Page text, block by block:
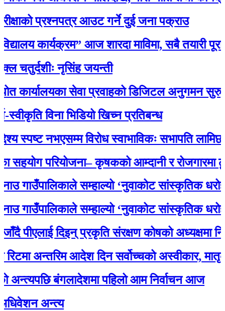
प्रश्नपत्र आउट गर्ने दुई जना पक्राउ
कार्यक्रम” आज शारदा माविमा, सबै तयारी पूरा
नृसिंह जयन्ती
सेवा प्रवाहको डिजिटल अनुगमन सुरु, मन्त्री
विना भिडियो खिच्न प्रतिबन्ध
नभएसम्म विरोध स्वाभाविकः सभापति लामिछाने
परियोजना– कृषकको आम्दानी र रोजगारमा ठूलो
सम्हाल्यो ‘नुवाकोट सांस्कृतिक धरोहर
सम्हाल्यो ‘नुवाकोट सांस्कृतिक धरोहर
दिइन् प्रकृति संरक्षण कोषको अध्यक्षमा नियुक्ति
अन्तरिम आदेश दिन सर्वोच्चको अस्वीकार, मातृका
बंगलादेशमा पहिलो आम निर्वाचन आज
अन्त्य